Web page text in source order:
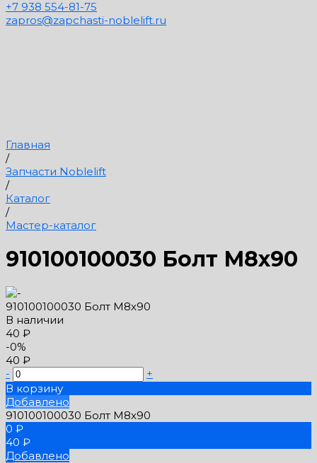
+7 938 554-81-75
zapros@zapchasti-noblelift.ru
Главная
/
Запчасти Noblelift
/
Каталог
/
Мастер-каталог
910100100030 Болт М8х90
910100100030 Болт М8х90
В наличии
40 ₽
-0%
40 ₽
-
+
В корзину
Добавлено
910100100030 Болт М8х90
0 ₽
40 ₽
Добавлено